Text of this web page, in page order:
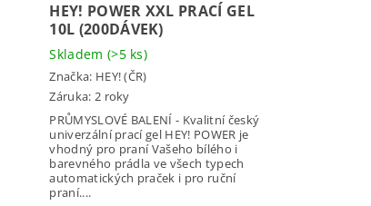
HEY! POWER XXL PRACÍ GEL
10L (200DÁVEK)
Skladem (>5 ks)
Značka: HEY! (ČR)
Záruka: 2 roky
PRŮMYSLOVÉ BALENÍ - Kvalitní český
univerzální prací gel HEY! POWER je
vhodný pro praní Vašeho bílého i
barevného prádla ve všech typech
automatických praček i pro ruční
praní....